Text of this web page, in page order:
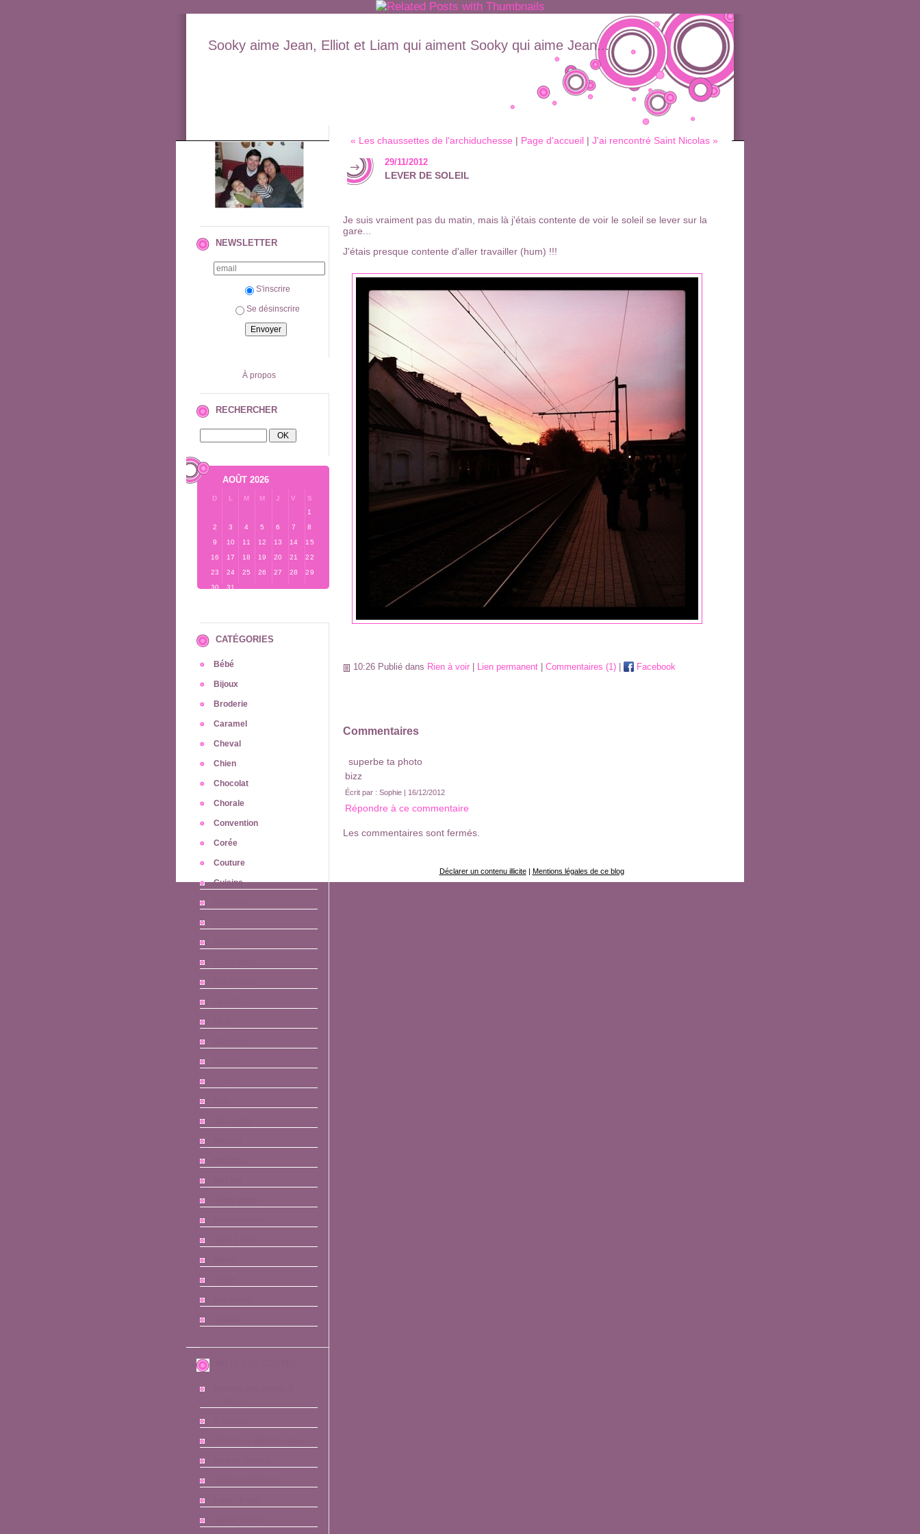
Sooky aime Jean, Elliot et Liam qui aiment Sooky qui aime Jean...
NEWSLETTER
S'inscrire
Se désinscrire
À propos
RECHERCHER
AOÛT 2026
D L M M J V
S
1
2
3 4 5 6 7
8
9
10 11 12 13 14
15
16
17 18 19 20 21
22
23
24 25 26 27 28
29
30
31
CATÉGORIES
Bébé
Bijoux
Broderie
Caramel
Cheval
Chien
Chocolat
Chorale
Convention
Corée
Couture
Cuisine
« Les chaussettes de l'archiduchesse | Page d'accueil | J'ai rencontré Saint Nicolas »
29/11/2012
LEVER DE SOLEIL
Je suis vraiment pas du matin, mais là j'étais contente de voir le soleil se lever sur la
gare...
J'étais presque contente d'aller travailler (hum) !!!
10:26 Publié dans Rien à voir Lien permanent Commentaires (1) Facebook
Commentaires
superbe ta photo
bizz
Écrit par : Sophie | 16/12/2012
Répondre à ce commentaire
Les commentaires sont fermés.
Déclarer un contenu illicite| Mentions légales de ce blog